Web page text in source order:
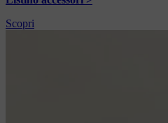
Scopri